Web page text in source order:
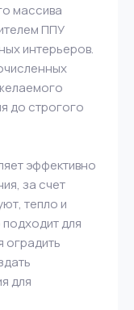
массива
ППУ
интерьеров.
до строгого
эффективно
за счет
тепло и
для
оградить
для